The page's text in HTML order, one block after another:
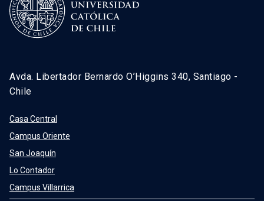
Avda. Libertador Bernardo O’Higgins 340, Santiago -
Chile
Casa Central
Campus Oriente
San Joaquín
Lo Contador
Campus Villarrica